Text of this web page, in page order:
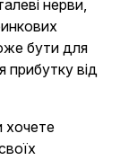
нерви,
бути для
прибутку від
хочете